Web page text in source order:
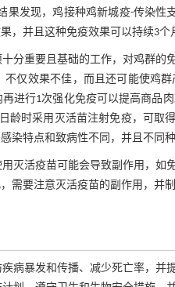
果发现，鸡接种鸡新城疫-传染性
，并且这种免疫效果可以持续3个
分重要且基础的工作，对鸡群的
仅效果不佳，而且还可能使鸡
进行1次强化免疫可以提高商品
龄时采用灭活苗注射免疫，可取
特点和致病性不同，并且不同
灭活疫苗可能会导致副作用，如
需要注意灭活疫苗的副作用，并
病暴发和传播、减少死亡率，并